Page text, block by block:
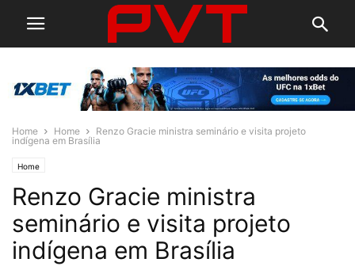
Home Home
Renzo Gracie ministra seminário e visita projeto
indígena em Brasília
Home
Renzo Gracie ministra
seminário e visita projeto
indígena em Brasília